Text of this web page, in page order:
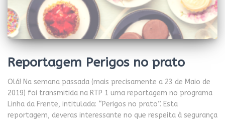
Reportagem Perigos no prato
Olá! Na semana passada (mais precisamente a 23 de Maio de
2019) foi transmitida na RTP 1 uma reportagem no programa
Linha da Frente, intitulada: “Perigos no prato”. Esta
reportagem, deveras interessante no que respeita à segurança